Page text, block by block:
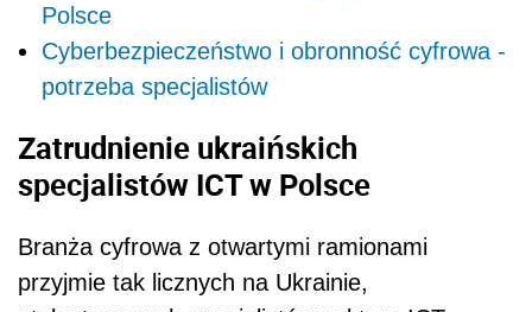
Polsce
Cyberbezpieczeństwo i obronność cyfrowa -
potrzeba specjalistów
Zatrudnienie ukraińskich
specjalistów ICT w Polsce
Branża cyfrowa z otwartymi ramionami
przyjmie tak licznych na Ukrainie,